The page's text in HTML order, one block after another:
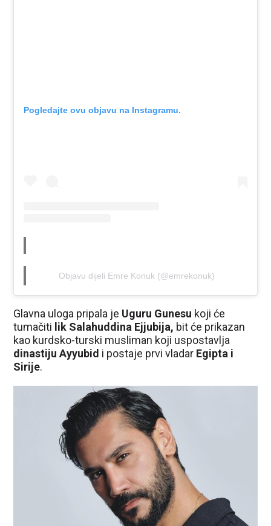
Pogledajte ovu objavu na Instagramu.
Objavu dijeli Emre Konuk (@emrekonuk)
Glavna uloga pripala je Uguru Gunesu koji će
tumačiti lik Salahuddina Ejjubija, bit će prikazan
kao kurdsko-turski musliman koji uspostavlja
dinastiju Ayyubid i postaje prvi vladar Egipta i
Sirije.